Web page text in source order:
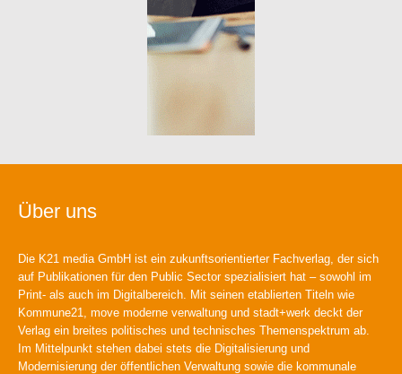
Über uns
Die K21 media GmbH ist ein zukunftsorientierter Fachverlag, der sich
auf Publikationen für den Public Sector spezialisiert hat – sowohl im
Print- als auch im Digitalbereich. Mit seinen etablierten Titeln wie
Kommune21, move moderne verwaltung und stadt+werk deckt der
Verlag ein breites politisches und technisches Themenspektrum ab.
Im Mittelpunkt stehen dabei stets die Digitalisierung und
Modernisierung der öffentlichen Verwaltung sowie die kommunale